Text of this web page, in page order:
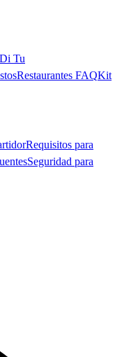
Tu
Restaurantes FAQKit
Requisitos para
Seguridad para